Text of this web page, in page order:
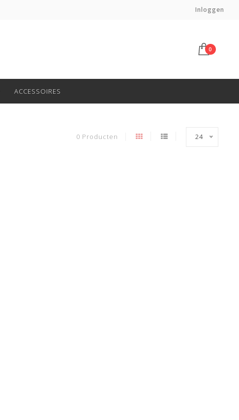
Inloggen
0
ACCESSOIRES
0 Producten 24